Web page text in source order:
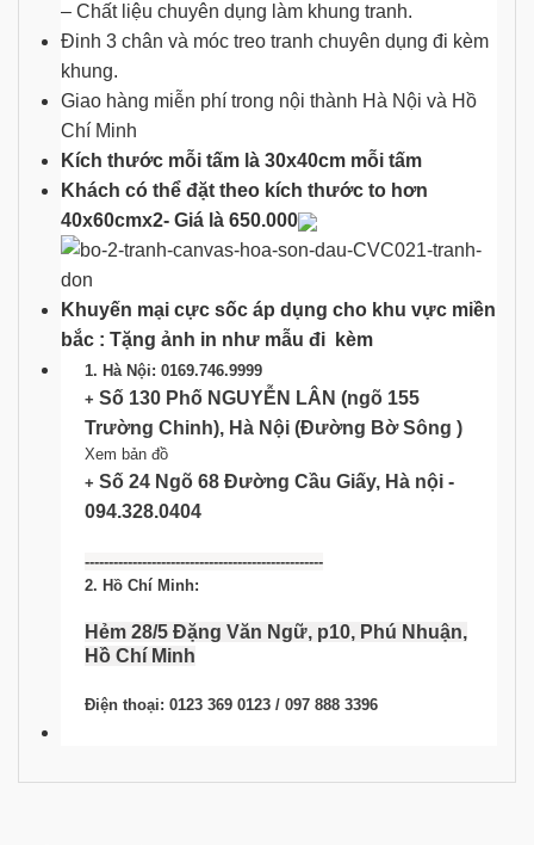
– Chất liệu chuyên dụng làm khung tranh.
Đinh 3 chân và móc treo tranh chuyên dụng đi kèm
khung.
Giao hàng miễn phí trong nội thành Hà Nội và Hồ
Chí Minh
Kích thước mỗi tấm là 30x40cm mỗi tấm
Khách có thể đặt theo kích thước to hơn
40x60cmx2- Giá là 650.000
Khuyến mại cực sốc áp dụng cho khu vực miền
bắc : Tặng ảnh in như mẫu đi kèm
1. Hà Nội: 0169.746.9999
+ Số 130 Phố NGUYỄN LÂN (ngõ 155
Trường Chinh), Hà Nội (Đường Bờ Sông )
Xem bản đồ
+ Số 24 Ngõ 68 Đường Cầu Giấy, Hà nội -
094.328.0404
--------------------------------------------------
2. Hồ Chí Minh:
Hẻm 28/5 Đặng Văn Ngữ, p10, Phú Nhuận,
Hồ Chí Minh
Điện thoại: 0123 369 0123 / 097 888 3396